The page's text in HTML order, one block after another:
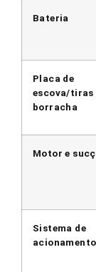
Bateria
Placa de
escova/tiras
borracha
Motor e
Sistema de
acionamento